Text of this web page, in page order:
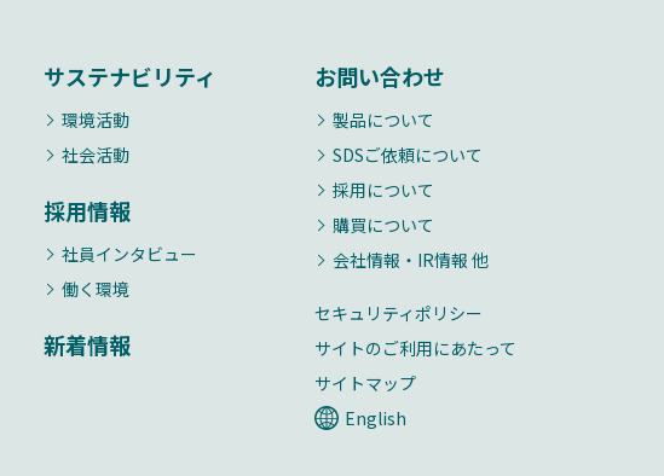
サステナビリティ
環境活動
社会活動
採用情報
社員インタビュー
働く環境
新着情報
お問い合わせ
製品について
SDSご依頼について
採用について
購買について
会社情報・IR情報 他
セキュリティポリシー
サイトのご利用にあたって
サイトマップ
English